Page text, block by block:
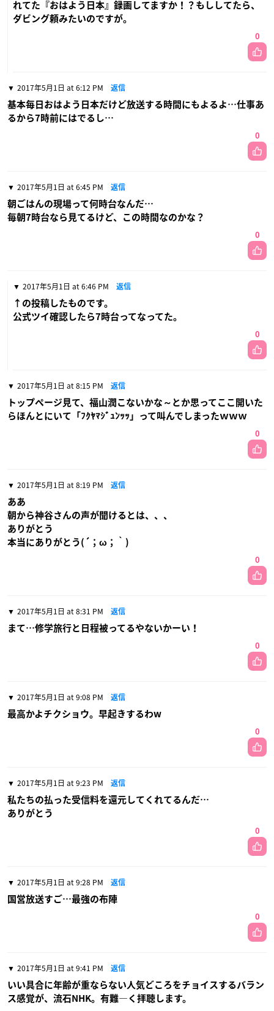
れてた『おはよう日本』録画してますか！？もししてたら、
ダビング頼みたいのですが。
0
2017年5月1日 at 6:12 PM 返信
基本毎日おはよう日本だけど放送する時間にもよるよ…仕事あ
るから7時前にはでるし…
0
2017年5月1日 at 6:45 PM 返信
朝ごはんの現場って何時台なんだ…
毎朝7時台なら見てるけど、この時間なのかな？
0
2017年5月1日 at 6:46 PM 返信
↑の投稿したものです。
公式ツイ確認したら7時台ってなってた。
0
2017年5月1日 at 8:15 PM 返信
トップページ見て、福山潤こないかな～とか思ってここ開いた
らほんとにいて「ﾌｸﾔﾏｼﾞｭﾝｯｯ」って叫んでしまったｗｗｗ
0
2017年5月1日 at 8:19 PM 返信
ああ
朝から神谷さんの声が聞けるとは、、、
ありがとう
本当にありがとう(´；ω；｀)
0
2017年5月1日 at 8:31 PM 返信
まて…修学旅行と日程被ってるやないかーい！
0
2017年5月1日 at 9:08 PM 返信
最高かよチクショウ。早起きするわw
0
2017年5月1日 at 9:23 PM 返信
私たちの払った受信料を還元してくれてるんだ…
ありがとう
0
2017年5月1日 at 9:28 PM 返信
国営放送すご…最強の布陣
0
2017年5月1日 at 9:41 PM 返信
いい具合に年齢が重ならない人気どころをチョイスするバラン
ス感覚が、流石NHK。有難―く拝聴します。